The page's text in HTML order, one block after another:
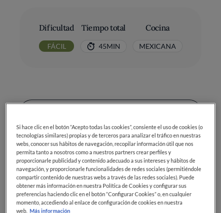
Dificultad
FÁCIL
Tiempo total
45MIN
Cocina
MEXICANA
Ingredientes
Harina de maíz: 100 g
Harina de trigo: 1 cucharada
Agua: 80 ml
Si hace clic en el botón “Acepto todas las cookies”, consiente el uso de cookies (o
tecnologías similares) propias y de terceros para analizar el tráfico en nuestras
webs, conocer sus hábitos de navegación, recopilar información útil que nos
permita tanto a nosotros como a nuestros partners crear perfiles y
proporcionarle publicidad y contenido adecuado a sus intereses y hábitos de
navegación, y proporcionarle funcionalidades de redes sociales (permitiéndole
compartir contenido de nuestras webs a través de las redes sociales). Puede
obtener más información en nuestra Política de Cookies y configurar sus
preferencias haciendo clic en el botón “Configurar Cookies” o, en cualquier
momento, accediendo al enlace de configuración de cookies en nuestra
web. Más información